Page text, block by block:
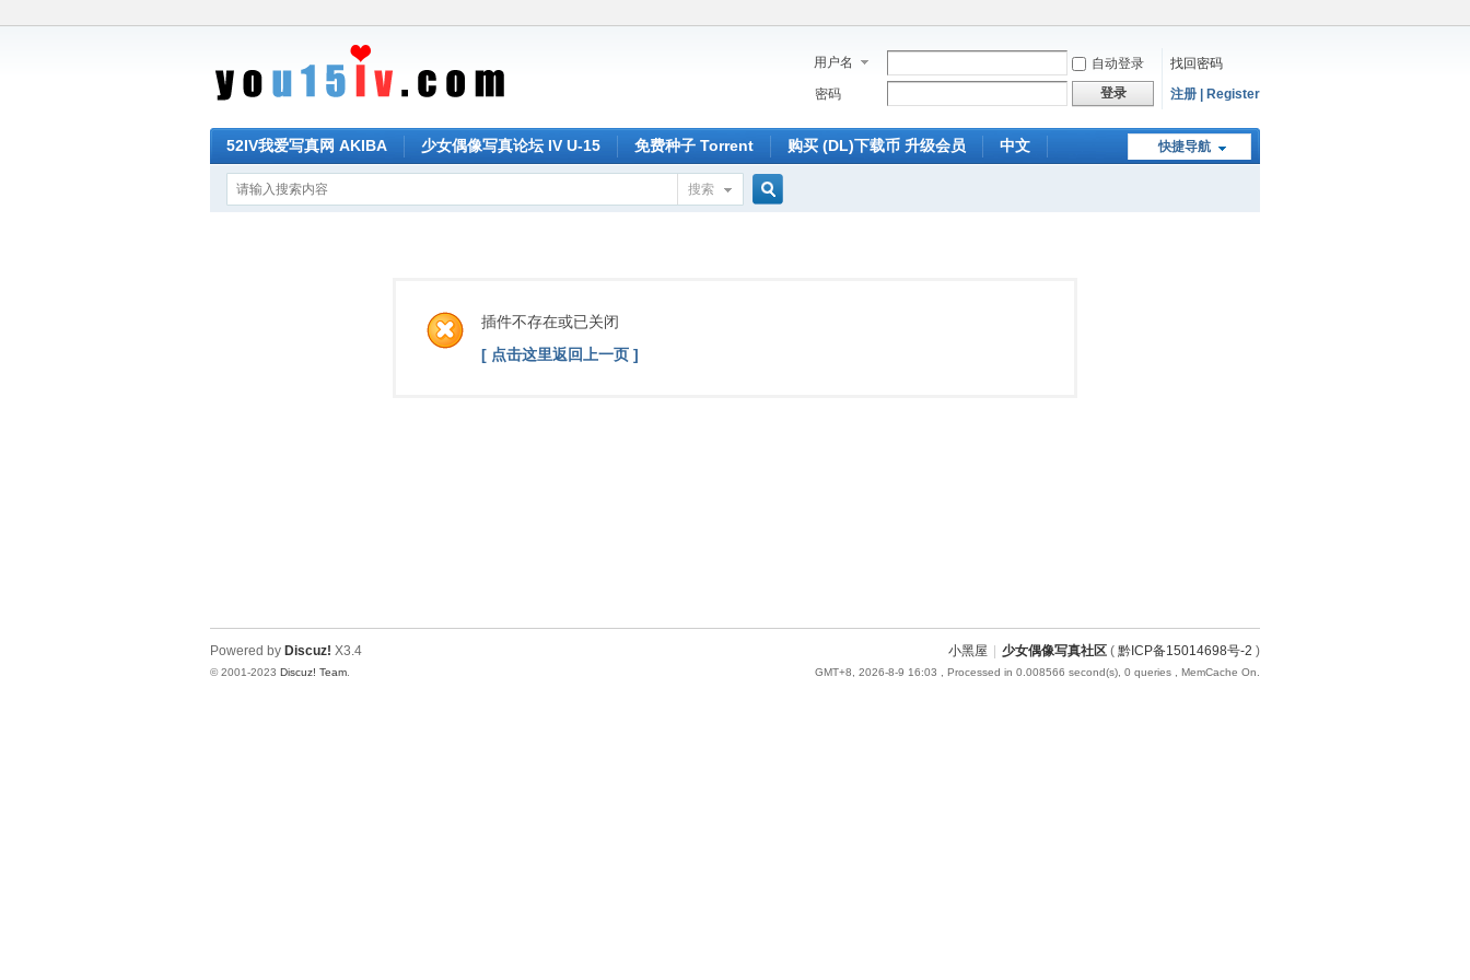
用户名 自动登录
找回密码
密码
登录 注册 | Register
快捷导航
52IV我爱写真网 AKIBA 少女偶像写真论坛 IV U-15 免费种子 Torrent 购买 (DL)下载币 升级会员 中文
搜索
插件不存在或已关闭
[ 点击这里返回上一页 ]
小黑屋 少女偶像写真社区 ( 黔ICP备15014698号-2 )
GMT+8, 2026-8-9 16:03 , Processed in 0.008566 second(s), 0 queries , MemCache On.
Powered by Discuz! X3.4
© 2001-2023 Discuz! Team